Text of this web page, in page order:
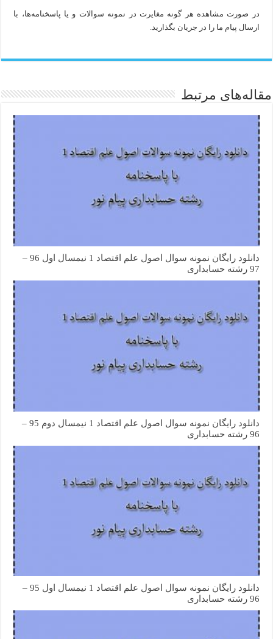
در صورت مشاهده هر گونه مغایرت در نمونه سوالات و یا پاسخنامه‌ها، با
ارسال پیام ما را در جریان بگذارید.
مقاله‌های مرتبط
دانلود رایگان نمونه سوال اصول علم اقتصاد 1 نیمسال اول 96 –
97 رشته حسابداری
دانلود رایگان نمونه سوال اصول علم اقتصاد 1 نیمسال دوم 95 –
96 رشته حسابداری
دانلود رایگان نمونه سوال اصول علم اقتصاد 1 نیمسال اول 95 –
96 رشته حسابداری